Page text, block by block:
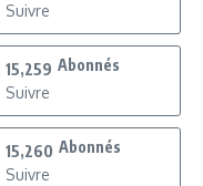
Suivre
15,259 Abonnés
Suivre
15,260 Abonnés
Suivre